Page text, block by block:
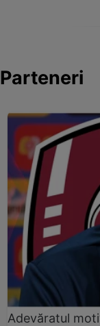
Parteneri
Adevăratul